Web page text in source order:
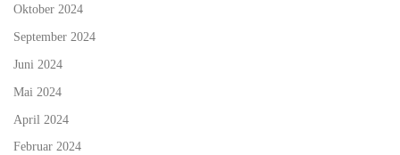
Oktober 2024
September 2024
Juni 2024
Mai 2024
April 2024
Februar 2024